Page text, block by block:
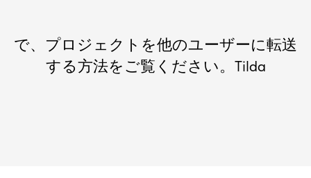
で、プロジェクトを他のユーザーに転送
する方法をご覧ください。Tilda